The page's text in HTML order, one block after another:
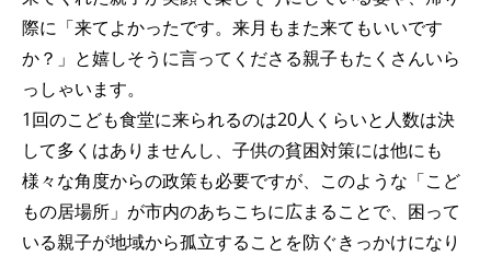
際に「来てよかったです。来月もまた来てもいいです
か？」と嬉しそうに言ってくださる親子もたくさんいら
っしゃいます。
1回のこども食堂に来られるのは20人くらいと人数は決
して多くはありませんし、子供の貧困対策には他にも
様々な角度からの政策も必要ですが、このような「こど
もの居場所」が市内のあちこちに広まることで、困って
いる親子が地域から孤立することを防ぐきっかけになり